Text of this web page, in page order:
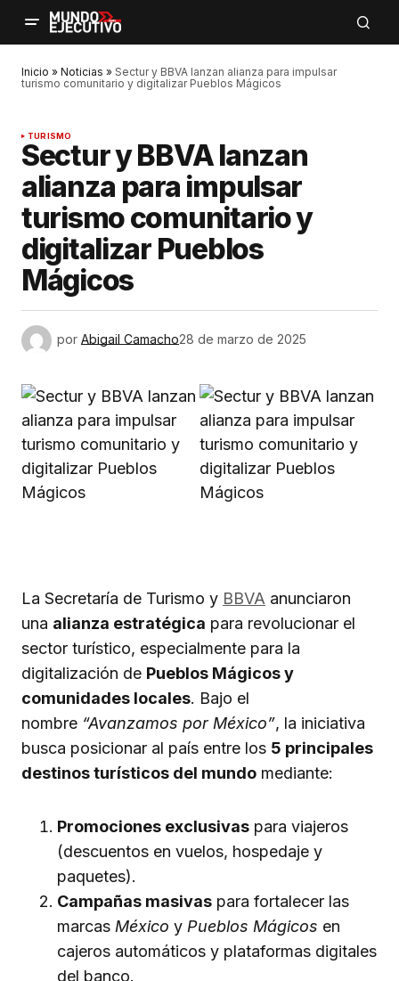
Inicio » Noticias » Sectur y BBVA lanzan alianza para impulsar
turismo comunitario y digitalizar Pueblos Mágicos
TURISMO
Sectur y BBVA lanzan
alianza para impulsar
turismo comunitario y
digitalizar Pueblos
Mágicos
por Abigail Camacho28 de marzo de 2025
La Secretaría de Turismo y BBVA anunciaron
una alianza estratégica para revolucionar el
sector turístico, especialmente para la
digitalización de Pueblos Mágicos y
comunidades locales. Bajo el
nombre “Avanzamos por México”, la iniciativa
busca posicionar al país entre los 5 principales
destinos turísticos del mundo mediante:
Promociones exclusivas para viajeros
(descuentos en vuelos, hospedaje y
paquetes).
Campañas masivas para fortalecer las
marcas México y Pueblos Mágicos en
cajeros automáticos y plataformas digitales
del banco.